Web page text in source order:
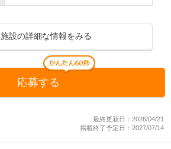
施設の詳細な情報をみる
応募する
最終更新日：2026/04/21
掲載終了予定日：2027/07/14